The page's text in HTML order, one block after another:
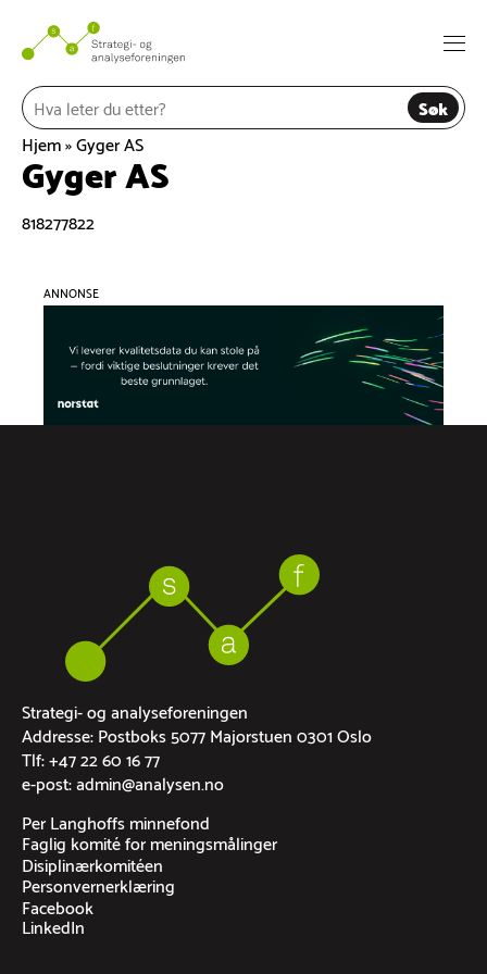
innhold
Søk
Hjem»Gyger AS
Gyger AS
818277822
ANNONSE
Strategi- og analyseforeningen
Addresse: Postboks 5077 Majorstuen 0301 Oslo
Tlf: +47 22 60 16 77
e-post: admin@analysen.no
Per Langhoffs minnefond
Faglig komité for meningsmålinger
Disiplinærkomitéen
Personvernerklæring
Facebook
LinkedIn